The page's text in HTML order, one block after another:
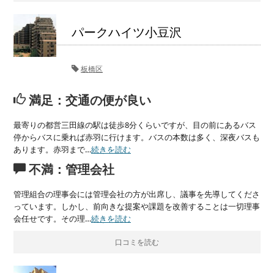
パークハイツ小豆沢
板橋区
満足：交通の便が良い
最寄りの都営三田線の駅は徒歩8分くらいですが、目の前にあるバス
停からバスに乗れば赤羽に行けます。バスの本数は多く、深夜バスも
あります。赤羽まで…続きを読む
不満：管理会社
管理組合の理事会には管理会社の方が出席し、議事を先導してくださ
っています。しかし、前向きな提案や課題を改善することは一切理事
会任せです。その理…続きを読む
口コミを読む